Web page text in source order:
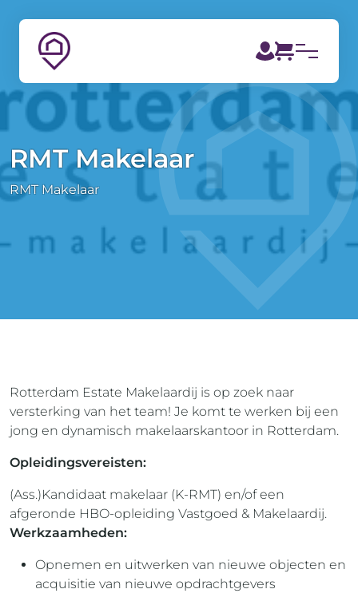
RMT Makelaar
RMT Makelaar
Rotterdam Estate Makelaardij is op zoek naar
versterking van het team! Je komt te werken bij een
jong en dynamisch makelaarskantoor in Rotterdam.
Opleidingsvereisten:
(Ass.)Kandidaat makelaar (K-RMT) en/of een
afgeronde HBO-opleiding Vastgoed & Makelaardij.
Werkzaamheden:
Opnemen en uitwerken van nieuwe objecten en
acquisitie van nieuwe opdrachtgevers